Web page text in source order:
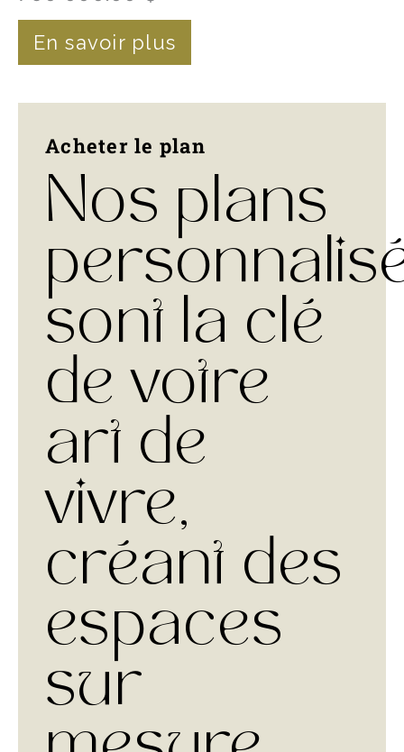
En savoir plus
Acheter le plan
Nos plans
sont la clé
de votre
art de
vivre,
créant des
espaces
sur